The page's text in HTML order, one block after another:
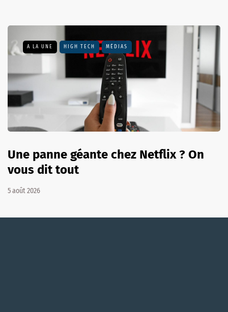
A LA UNE HIGH TECH MÉDIAS
Une panne géante chez Netflix ? On
vous dit tout
5 août 2026